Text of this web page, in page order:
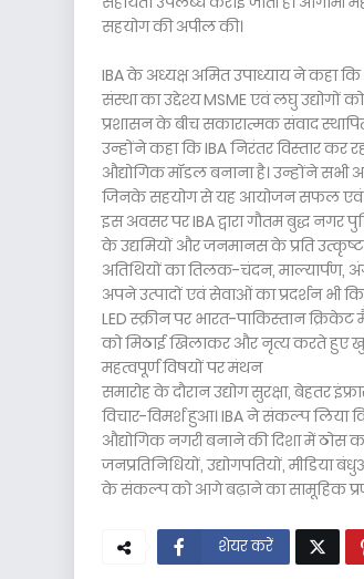
सहयोग की अपील की।
IBA के अध्यक्ष अमित उपाध्याय ने कहा
संस्था का उद्देश्य MSME एवं लघु
प्रशासन के बीच सकारात्मक संवाद
उन्होंने कहा कि IBA निरंतर विस्तार कर
औद्योगिक मॉडल बनाना है। उन्होंने सभी
जिनके सहयोग से यह आयोजन सफल एवं
इस अवसर पर IBA द्वारा गौतम बुद्ध नगर
के उद्यमियों और जनमानस के प्रति
अतिथियों का तिलक-चंदन, माल्यार्पण,
अपने उत्पादों एवं सेवाओं का प्रदर्शन भी
LED स्क्रीन पर भारत-पाकिस्तान
को मिठाई खिलाकर और नृत्य करते हुए
महत्वपूर्ण विषयों पर मंथन
समारोह के दौरान उद्योग सुरक्षा, बेहतर
विचार-विमर्श हुआ। IBA ने संकल्प लिया
औद्योगिक नगरी बनाने की दिशा में ठोस
जनप्रतिनिधियों, उद्योगपतियों,
के संकल्प को आगे बढ़ाने का सामूहिक प्रण
शेयर करें